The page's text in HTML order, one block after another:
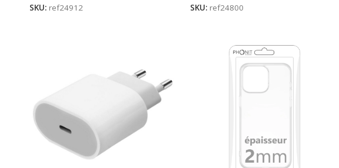
SKU: ref24912 SKU: ref24800